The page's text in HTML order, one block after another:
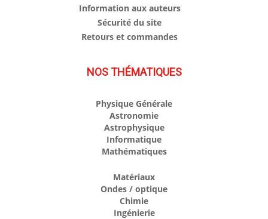
Information aux auteurs
Sécurité du site
Retours et commandes
NOS THÉMATIQUES
Physique Générale
Astronomie
Astrophysique
Informatique
Mathématiques
Matériaux
Ondes / optique
Chimie
Ingénierie